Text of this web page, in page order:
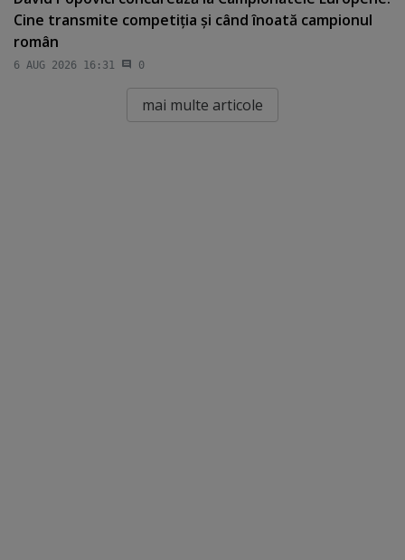
Cine transmite competiţia şi când înoată campionul
român
6 AUG 2026 16:31 0
mai multe articole